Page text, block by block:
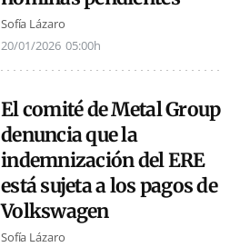
Sofía Lázaro
20/01/2026 05:00h
El comité de Metal Group
denuncia que la
indemnización del ERE
está sujeta a los pagos de
Volkswagen
Sofía Lázaro